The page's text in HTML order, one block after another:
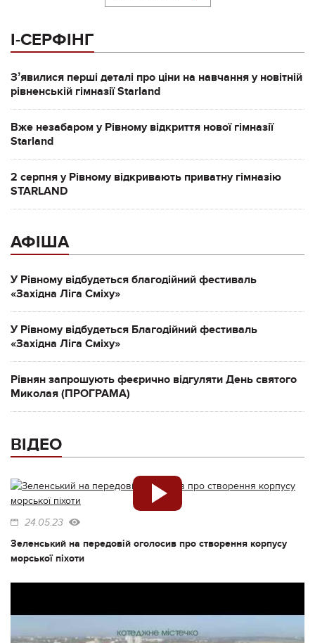
І-СЕРФІНГ
Зʼявилися перші деталі про ціни на навчання у новітній
рівненській гімназії Starland
Вже незабаром у Рівному відкриття нової гімназії
Starland
2 серпня у Рівному відкривають приватну гімназію
STARLAND
АФІША
У Рівному відбудеться благодійний фестиваль
«Західна Ліга Сміху»
У Рівному відбудеться Благодійний фестиваль
«Західна Ліга Сміху»
Рівнян запрошують феєрично відгуляти День святого
Миколая (ПРОГРАМА)
ВІДЕО
24.05.23
Зеленський на передовій оголосив про створення корпусу
морської піхоти